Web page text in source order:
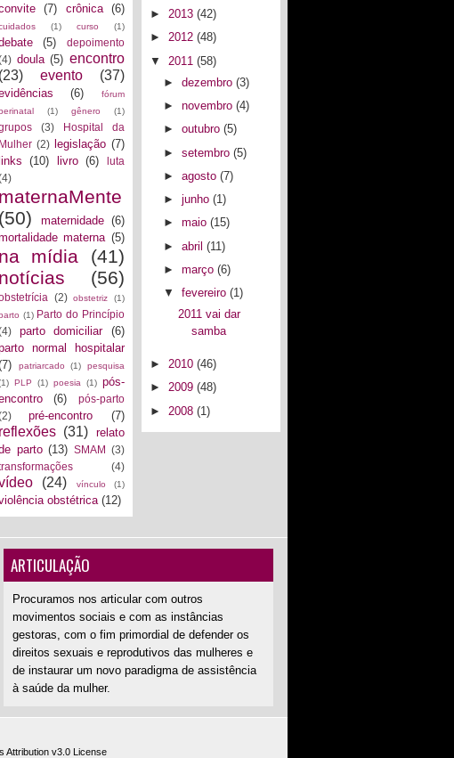
(7) crônica (6)
(1) curso (1)
(5)
depoimento
doula (5) encontro
(23)
evento (37)
(6)
fórum
(1) gênero (1)
(3)
Hospital da
Mulher (2) legislação (7)
links
(10) livro (6)
luta
maternaMente
(50)
maternidade (6)
materna (5)
na mídia
(41)
notícias
(56)
(2) obstetriz
(1)
(1) Parto do Princípio
parto domiciliar
(6)
normal hospitalar
patriarcado (1)
pesquisa
PLP (1) poesia (1) pós-
(6)
pós-parto
pré-encontro (7)
reflexões (31) relato
parto (13) SMAM
(3)
(4)
(24) vínculo (1)
obstétrica (12)
► 2013 (42)
► 2012 (48)
▼ 2011 (58)
►dezembro(3)
►novembro(4)
►outubro(5)
►setembro(5)
►agosto(7)
►junho(1)
►maio(15)
►abril(11)
►março(6)
▼fevereiro(1)
2011 vai dar
samba
► 2010 (46)
► 2009 (48)
► 2008 (1)
ARTICULAÇÃO
Procuramos nos articular com outros
movimentos sociais e com as instâncias
gestoras, com o fim primordial de defender os
direitos sexuais e reprodutivos das mulheres e
de instaurar um novo paradigma de assistência
à saúde da mulher.
Attribution v3.0 License